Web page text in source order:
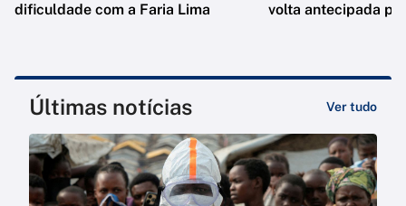
dificuldade com a Faria Lima
volta antecipada
Últimas notícias Ver tudo